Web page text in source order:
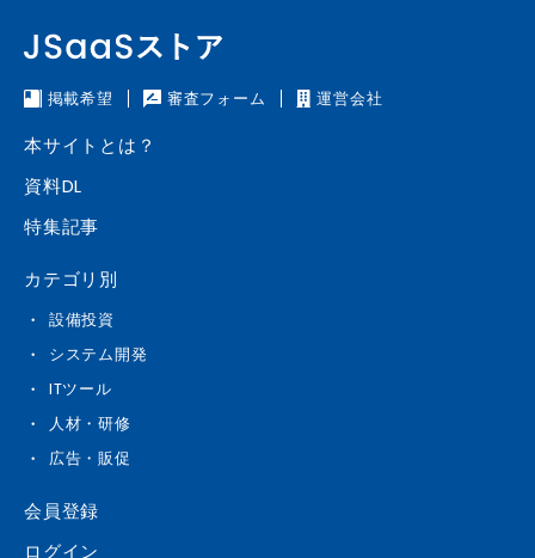
掲載希望 審査フォーム 運営会社
本サイトとは？
資料DL
特集記事
カテゴリ別
設備投資
システム開発
ITツール
人材・研修
広告・販促
会員登録
ログイン